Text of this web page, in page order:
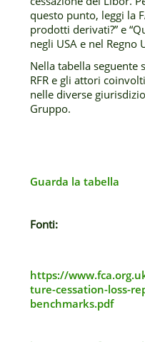
questo punto, leggi la
prodotti derivati?” e
negli USA e nel Regno
Nella tabella seguente
RFR e gli attori
nelle diverse
Gruppo.
Guarda la tabella
Fonti:
https://
ture-cessation-loss-
benchmarks.pdf